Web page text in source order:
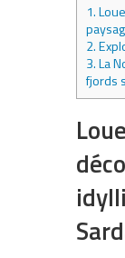
1.
2.
3.La
fjords